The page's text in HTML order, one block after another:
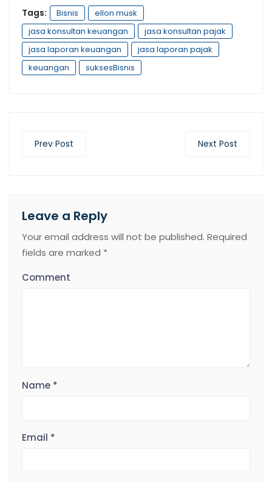
Tags: Bisnis
ellon musk
jasa konsultan keuangan
jasa konsultan pajak
jasa laporan keuangan
jasa laporan pajak
keuangan
suksesBisnis
Prev Post Next Post
Leave a Reply
Your email address will not be published. Required
fields are marked *
Comment
Name *
Email *